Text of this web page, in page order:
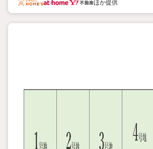
ほか提供